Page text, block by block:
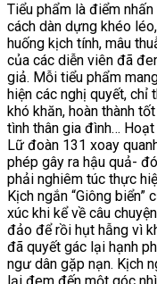
Tiểu phẩm là điểm
cách dàn dựng khéo
huống kịch tính, mâu
của các diễn viên đã
giả. Mỗi tiểu phẩm
hiện các nghị quyết, chỉ
khó khăn, hoàn thành
tình thân gia đình…
Lữ đoàn 131 xoay
phép gây ra hậu quả-
phải nghiêm túc thực
Kịch ngắn “Giông
xúc khi kể về câu
đảo để rồi hụt hẫng vì
đã quyết gác lại hạnh
ngư dân gặp nạn. Kịch